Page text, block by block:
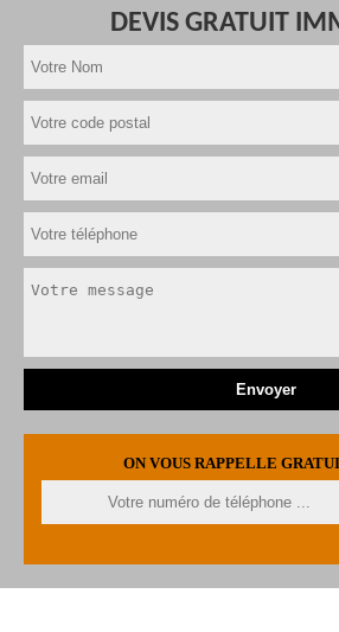
DEVIS GRATUIT
ON VOUS RAPPELLE